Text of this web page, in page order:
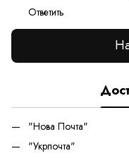
Ответить
"Нова Почта"
"Укрпочта"